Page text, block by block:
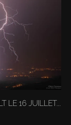
LE 16 JUILLET...